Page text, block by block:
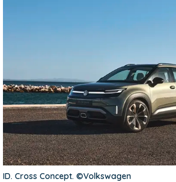
ID. Cross Concept. ©Volkswagen